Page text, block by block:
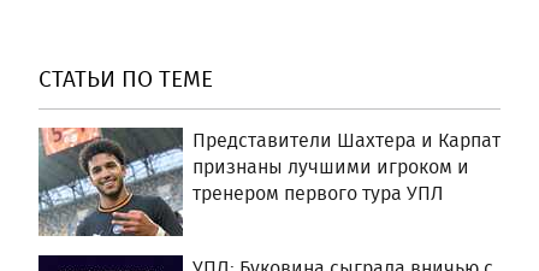
СТАТЬИ ПО ТЕМЕ
Представители Шахтера и Карпат
признаны лучшими игроком и
тренером первого тура УПЛ